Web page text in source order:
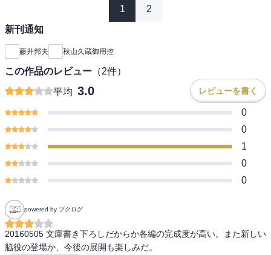
1 2
新刊通知
藤井邦夫 秋山久蔵御用控
この作品のレビュー （2件）
平均 3.0 レビューを書く
0
0
1
0
0
powered by ブクログ
20160505 文庫書き下ろしだからか各編の完成度が高い。また新しい
脇役の登場か、今後の展開も楽しみだ。